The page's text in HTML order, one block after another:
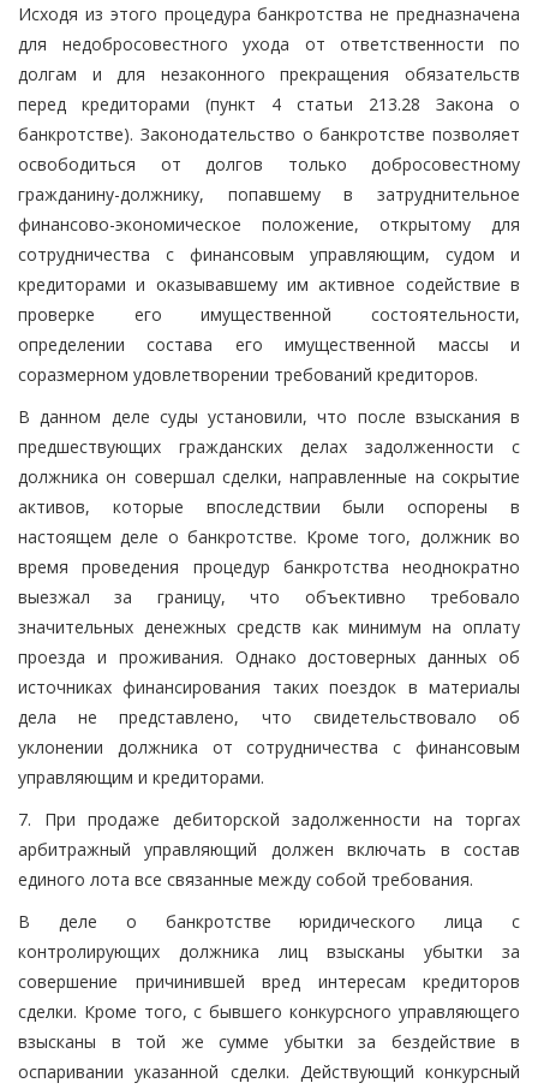
Исходя из этого процедура банкротства не предназначена
для недобросовестного ухода от ответственности по
долгам и для незаконного прекращения обязательств
перед кредиторами (пункт 4 статьи 213.28 Закона о
банкротстве). Законодательство о банкротстве позволяет
освободиться от долгов только добросовестному
гражданину-должнику, попавшему в затруднительное
финансово-экономическое положение, открытому для
сотрудничества с финансовым управляющим, судом и
кредиторами и оказывавшему им активное содействие в
проверке его имущественной состоятельности,
определении состава его имущественной массы и
соразмерном удовлетворении требований кредиторов.
В данном деле суды установили, что после взыскания в
предшествующих гражданских делах задолженности с
должника он совершал сделки, направленные на сокрытие
активов, которые впоследствии были оспорены в
настоящем деле о банкротстве. Кроме того, должник во
время проведения процедур банкротства неоднократно
выезжал за границу, что объективно требовало
значительных денежных средств как минимум на оплату
проезда и проживания. Однако достоверных данных об
источниках финансирования таких поездок в материалы
дела не представлено, что свидетельствовало об
уклонении должника от сотрудничества с финансовым
управляющим и кредиторами.
7. При продаже дебиторской задолженности на торгах
арбитражный управляющий должен включать в состав
единого лота все связанные между собой требования.
В деле о банкротстве юридического лица с
контролирующих должника лиц взысканы убытки за
совершение причинившей вред интересам кредиторов
сделки. Кроме того, с бывшего конкурсного управляющего
взысканы в той же сумме убытки за бездействие в
оспаривании указанной сделки. Действующий конкурсный